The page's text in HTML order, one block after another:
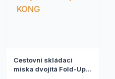
Cestovní skládací
miska dvojitá Fold-Up